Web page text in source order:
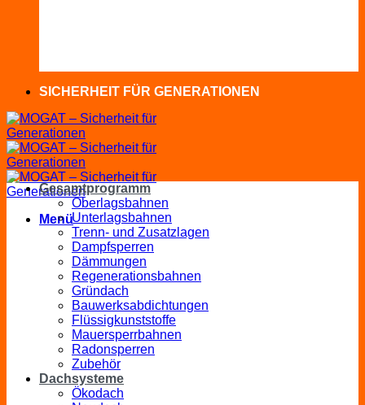
SICHERHEIT FÜR GENERATIONEN
Menü
Gesamtprogramm
Oberlagsbahnen
Unterlagsbahnen
Trenn- und Zusatzlagen
Dampfsperren
Dämmungen
Regenerationsbahnen
Gründach
Bauwerksabdichtungen
Flüssigkunststoffe
Mauersperrbahnen
Radonsperren
Zubehör
Dachsysteme
Ökodach